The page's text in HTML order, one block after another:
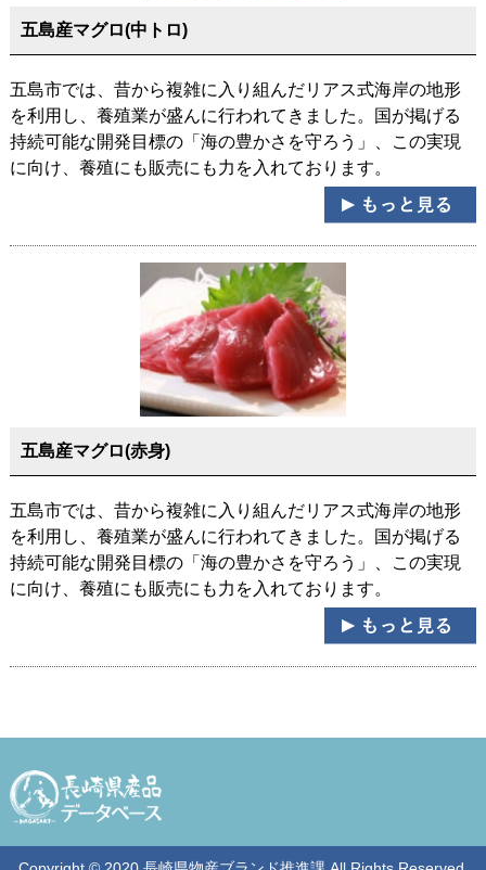
五島産マグロ(中トロ)
五島市では、昔から複雑に入り組んだリアス式海岸の地形
を利用し、養殖業が盛んに行われてきました。国が掲げる
持続可能な開発目標の「海の豊かさを守ろう」、この実現
に向け、養殖にも販売にも力を入れております。
五島産マグロ(赤身)
五島市では、昔から複雑に入り組んだリアス式海岸の地形
を利用し、養殖業が盛んに行われてきました。国が掲げる
持続可能な開発目標の「海の豊かさを守ろう」、この実現
に向け、養殖にも販売にも力を入れております。